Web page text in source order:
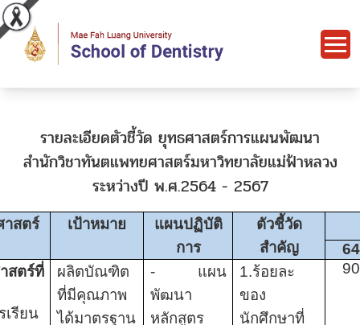
รายละเอียดตัวชี้วัด ยุทธศาสตร์การแผนพัฒนา
สำนักวิชาทันตแพทยศาสตร์มหาวิทยาลัยแม่ฟ้าหลวง
ระหว่างปี พ.ศ.2564 - 2567
าสตร์ เป้าหมาย
แผนปฏิบัติ
การ
ตัวชี้วัด
สำคัญ
64
สตร์ที่
เรียน
ผลิตบัณฑิต
ที่มีคุณภาพ
ได้มาตรฐาน
- แผน
พัฒนา
หลักสูตร
1.ร้อยละ
ของ
นักศึกษาที่
90